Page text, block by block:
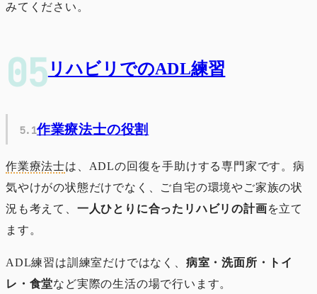
みてください。
リハビリでのADL練習
作業療法士の役割
作業療法士は、ADLの回復を手助けする専門家です。病
気やけがの状態だけでなく、ご自宅の環境やご家族の状
況も考えて、 一人ひとりに合ったリハビリの計画を立て
ます。
ADL練習は訓練室だけではなく、 病室・洗面所・トイ
レ・食堂など実際の生活の場で行います。